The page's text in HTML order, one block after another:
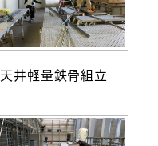
天井軽量鉄骨組立